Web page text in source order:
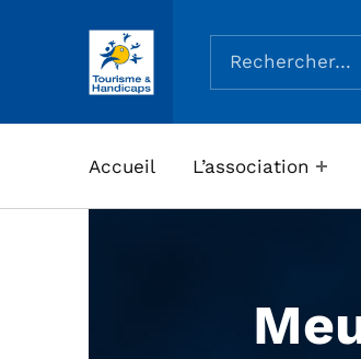
ASSOCIATION TOURISME ET HANDICAPS
Rechercher :
Accueil L’association